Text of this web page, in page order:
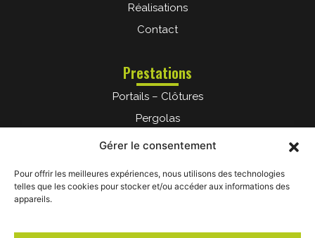
Gérer le consentement
Pour offrir les meilleures expériences, nous utilisons des technologies
telles que les cookies pour stocker et/ou accéder aux informations des
appareils.
Réalisations
Contact
Prestations
Portails – Clôtures
Pergolas
Terrasse
Garde-corps